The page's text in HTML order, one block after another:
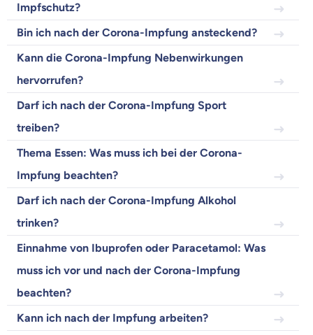
Impfschutz?
Bin ich nach der Corona-Impfung ansteckend?
Kann die Corona-Impfung Nebenwirkungen
hervorrufen?
Darf ich nach der Corona-Impfung Sport
treiben?
Thema Essen: Was muss ich bei der Corona-
Impfung beachten?
Darf ich nach der Corona-Impfung Alkohol
trinken?
Einnahme von Ibuprofen oder Paracetamol: Was
muss ich vor und nach der Corona-Impfung
beachten?
Kann ich nach der Impfung arbeiten?
Objektive und faire Beratung
Wir möchten, dass du dich aus Überzeugung für
uns entscheidest.
Wir helfen dir dabei Unterschiede in
Versicherungen zu verstehen
Wozu dürfen wir dich beraten?
Versicherungsprodukt wählen
Krankenvoll
Versicherung
Beamten
Versicherung